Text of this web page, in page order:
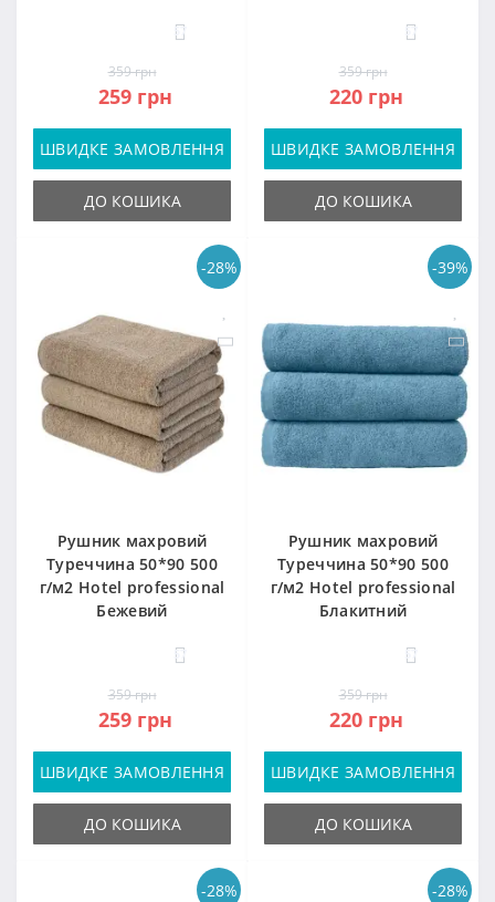
57
359 грн
259 грн
ШВИДКЕ ЗАМОВЛЕННЯ
ДО КОШИКА
57
359 грн
220 грн
ШВИДКЕ ЗАМОВЛЕННЯ
ДО КОШИКА
-28%
Рушник махровий
Туреччина 50*90 500
г/м2 Hotel professional
Бежевий
57
359 грн
259 грн
ШВИДКЕ ЗАМОВЛЕННЯ
ДО КОШИКА
-39%
Рушник махровий
Туреччина 50*90 500
г/м2 Hotel professional
Блакитний
57
359 грн
220 грн
ШВИДКЕ ЗАМОВЛЕННЯ
ДО КОШИКА
-28% -28%